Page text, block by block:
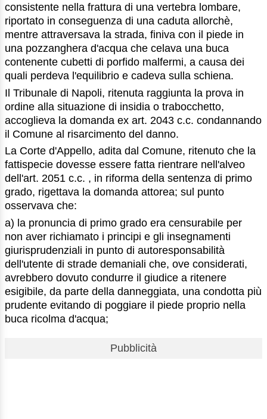
consistente nella frattura di una vertebra lombare,
riportato in conseguenza di una caduta allorchè,
mentre attraversava la strada, finiva con il piede in
una pozzanghera d'acqua che celava una buca
contenente cubetti di porfido malfermi, a causa dei
quali perdeva l'equilibrio e cadeva sulla schiena.
Il Tribunale di Napoli, ritenuta raggiunta la prova in
ordine alla situazione di insidia o trabocchetto,
accoglieva la domanda ex art. 2043 c.c. condannando
il Comune al risarcimento del danno.
La Corte d'Appello, adita dal Comune, ritenuto che la
fattispecie dovesse essere fatta rientrare nell'alveo
dell'art. 2051 c.c. , in riforma della sentenza di primo
grado, rigettava la domanda attorea; sul punto
osservava che:
a) la pronuncia di primo grado era censurabile per
non aver richiamato i principi e gli insegnamenti
giurisprudenziali in punto di autoresponsabilità
dell'utente di strade demaniali che, ove considerati,
avrebbero dovuto condurre il giudice a ritenere
esigibile, da parte della danneggiata, una condotta più
prudente evitando di poggiare il piede proprio nella
buca ricolma d'acqua;
Pubblicità